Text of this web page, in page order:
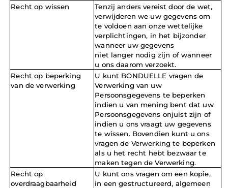
Recht op wissen
Tenzij anders vereist door de wet,
verwijderen we uw gegevens om
te voldoen aan onze wettelijke
verplichtingen, in het bijzonder
wanneer uw gegevens
niet langer nodig zijn of wanneer
u ons daarom verzoekt.
Recht op beperking
van de verwerking
U kunt BONDUELLE vragen de
Verwerking van uw
Persoonsgegevens te beperken
indien u van mening bent dat uw
Persoonsgegevens onjuist zijn of
indien u ons vraagt uw gegevens
te wissen. Bovendien kunt u ons
vragen de Verwerking te beperken
als u het recht hebt bezwaar te
maken tegen de Verwerking.
Recht op
overdraagbaarheid
U kunt ons vragen om een kopie,
in een gestructureerd, algemeen